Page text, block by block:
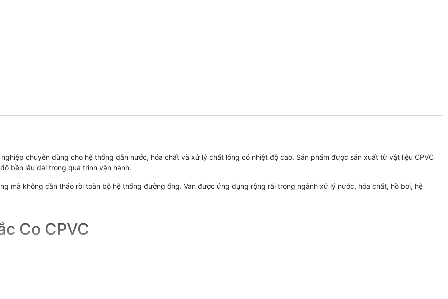
chuyên dùng cho hệ thống dẫn nước, hóa chất và xử lý chất lỏng có nhiệt độ cao. Sản phẩm được sản xuất từ vật liệu CPVC
bền lâu dài trong quá trình vận hành.
mà không cần tháo rời toàn bộ hệ thống đường ống. Van được ứng dụng rộng rãi trong ngành xử lý nước, hóa chất, hồ bơi, hệ
Co CPVC